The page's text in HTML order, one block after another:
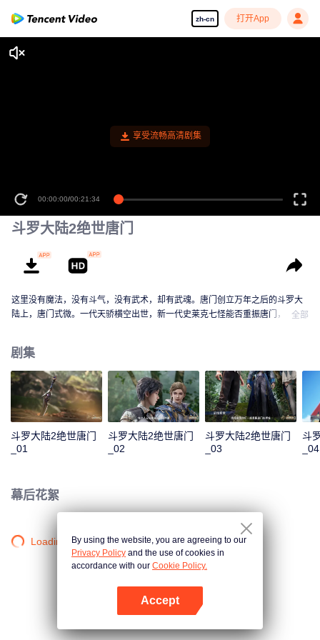
zh-cn 打开App
00:00:00/00:21:34
斗罗大陆2绝世唐门
这里没有魔法，没有斗气，没有武术，却有武魂。唐门创立万年之后的斗罗大
陆上，唐门式微。一代天骄横空出世，新一代史莱克七怪能否重振唐门，谱写
门能否重现辉煌？
全部
剧集
斗罗大陆2绝世唐门
_01
斗罗大陆2绝世唐门
_02
斗罗大陆2绝世唐门
_03
斗
_04
幕后花絮
Loading…By using the website, you are agreeing to our
Privacy Policy and the use of cookies in
accordance with our Cookie Policy.
Accept